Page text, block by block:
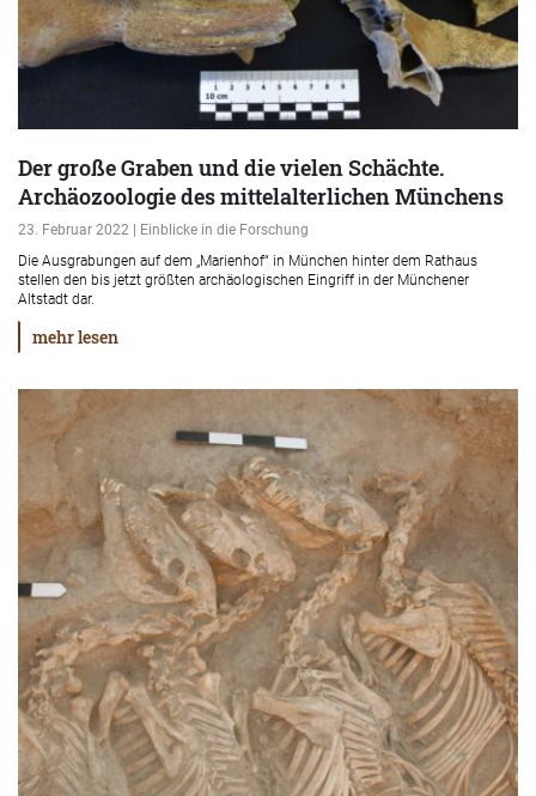
Der große Graben und die vielen Schächte.
Archäozoologie des mittelalterlichen Münchens
23. Februar 2022 | Einblicke in die Forschung
Die Ausgrabungen auf dem „Marienhof“ in München hinter dem Rathaus
stellen den bis jetzt größten archäologischen Eingriff in der Münchener
Altstadt dar.
mehr lesen